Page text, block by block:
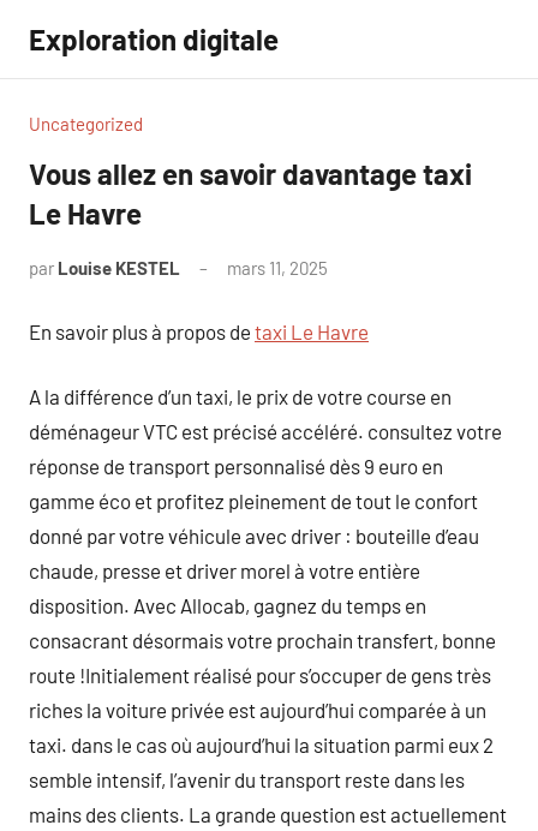
contenu
Exploration digitale
Uncategorized
Vous allez en savoir davantage taxi
Le Havre
par Louise KESTEL mars 11, 2025
En savoir plus à propos de taxi Le Havre
A la différence d’un taxi, le prix de votre course en
déménageur VTC est précisé accéléré. consultez votre
réponse de transport personnalisé dès 9 euro en
gamme éco et profitez pleinement de tout le confort
donné par votre véhicule avec driver : bouteille d’eau
chaude, presse et driver morel à votre entière
disposition. Avec Allocab, gagnez du temps en
consacrant désormais votre prochain transfert, bonne
route !Initialement réalisé pour s’occuper de gens très
riches la voiture privée est aujourd’hui comparée à un
taxi. dans le cas où aujourd’hui la situation parmi eux 2
semble intensif, l’avenir du transport reste dans les
mains des clients. La grande question est actuellement